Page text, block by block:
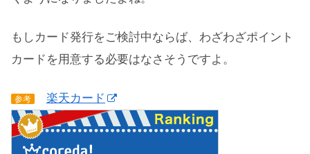
もしカード発行をご検討中ならば、わざわざポイント
カードを用意する必要はなさそうですよ。
参考 楽天カード